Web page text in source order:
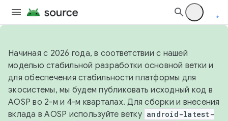
Начиная с 2026 года, в соответствии с нашей
моделью стабильной разработки основной ветки и
для обеспечения стабильности платформы для
экосистемы, мы будем публиковать исходный код в
AOSP во 2-м и 4-м кварталах. Для сборки и внесения
вклада в AOSP используйте ветку android-latest-